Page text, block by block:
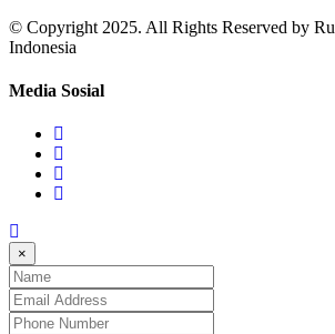
© Copyright 2025. All Rights Reserved by
Indonesia
Media Sosial
×